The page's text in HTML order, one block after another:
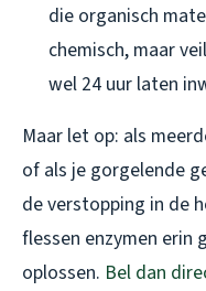
die organisch
chemisch, maar
wel 24 uur laten
Maar let op: als
of als je gorgelende
de verstopping in de
flessen enzymen
oplossen. Bel dan